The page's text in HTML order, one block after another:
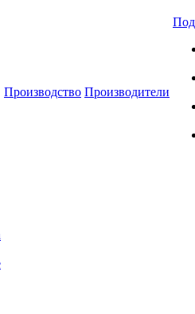
Производство Производители